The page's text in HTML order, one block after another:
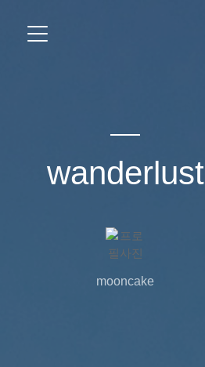
wanderlust
mooncake